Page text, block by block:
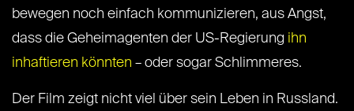
bewegen noch einfach kommunizieren, aus Angst,
dass die Geheimagenten der US-Regierung ihn
inhaftieren könnten – oder sogar Schlimmeres.
Der Film zeigt nicht viel über sein Leben in Russland.